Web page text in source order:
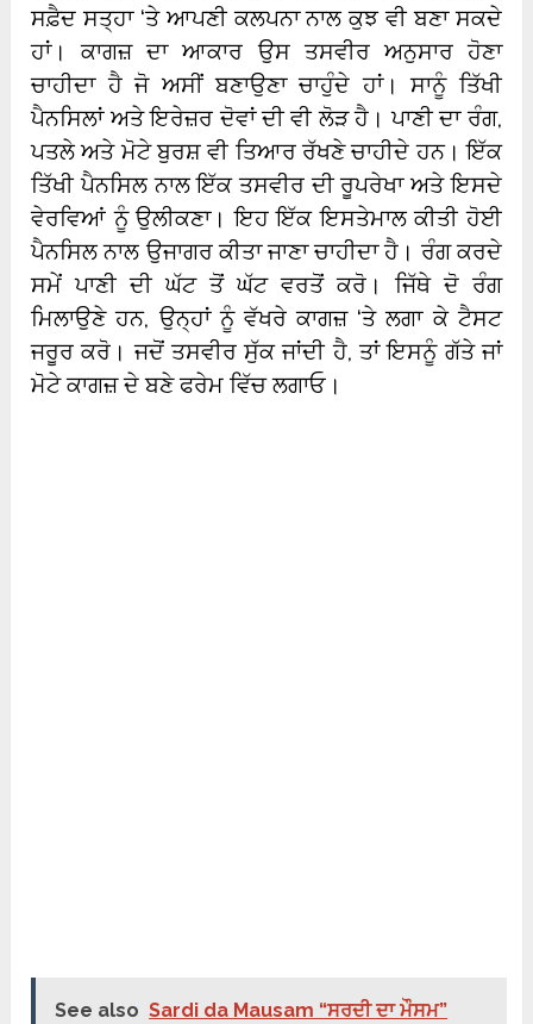
ਸਫ਼ੈਦ ਸਤ੍ਹਾ ‘ਤੇ ਆਪਣੀ ਕਲਪਨਾ ਨਾਲ ਕੁਝ ਵੀ ਬਣਾ ਸਕਦੇ
ਹਾਂ। ਕਾਗਜ਼ ਦਾ ਆਕਾਰ ਉਸ ਤਸਵੀਰ ਅਨੁਸਾਰ ਹੋਣਾ
ਚਾਹੀਦਾ ਹੈ ਜੋ ਅਸੀਂ ਬਣਾਉਣਾ ਚਾਹੁੰਦੇ ਹਾਂ। ਸਾਨੂੰ ਤਿੱਖੀ
ਪੈਨਸਿਲਾਂ ਅਤੇ ਇਰੇਜ਼ਰ ਦੋਵਾਂ ਦੀ ਵੀ ਲੋੜ ਹੈ। ਪਾਣੀ ਦਾ ਰੰਗ,
ਪਤਲੇ ਅਤੇ ਮੋਟੇ ਬੁਰਸ਼ ਵੀ ਤਿਆਰ ਰੱਖਣੇ ਚਾਹੀਦੇ ਹਨ। ਇੱਕ
ਤਿੱਖੀ ਪੈਨਸਿਲ ਨਾਲ ਇੱਕ ਤਸਵੀਰ ਦੀ ਰੂਪਰੇਖਾ ਅਤੇ ਇਸਦੇ
ਵੇਰਵਿਆਂ ਨੂੰ ਉਲੀਕਣਾ। ਇਹ ਇੱਕ ਇਸਤੇਮਾਲ ਕੀਤੀ ਹੋਈ
ਪੈਨਸਿਲ ਨਾਲ ਉਜਾਗਰ ਕੀਤਾ ਜਾਣਾ ਚਾਹੀਦਾ ਹੈ। ਰੰਗ ਕਰਦੇ
ਸਮੇਂ ਪਾਣੀ ਦੀ ਘੱਟ ਤੋਂ ਘੱਟ ਵਰਤੋਂ ਕਰੋ। ਜਿੱਥੇ ਦੋ ਰੰਗ
ਮਿਲਾਉਣੇ ਹਨ, ਉਨ੍ਹਾਂ ਨੂੰ ਵੱਖਰੇ ਕਾਗਜ਼ ‘ਤੇ ਲਗਾ ਕੇ ਟੈਸਟ
ਜਰੂਰ ਕਰੋ। ਜਦੋਂ ਤਸਵੀਰ ਸੁੱਕ ਜਾਂਦੀ ਹੈ, ਤਾਂ ਇਸਨੂੰ ਗੱਤੇ ਜਾਂ
ਮੋਟੇ ਕਾਗਜ਼ ਦੇ ਬਣੇ ਫਰੇਮ ਵਿੱਚ ਲਗਾਓ।
See also Sardi da Mausam “ਸਰਦੀ ਦਾ ਮੌਸਮ”